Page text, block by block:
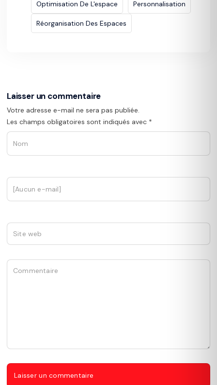
Optimisation De L'espace Personnalisation
Réorganisation Des Espaces
Laisser un commentaire
Votre adresse e-mail ne sera pas publiée.
Les champs obligatoires sont indiqués avec *